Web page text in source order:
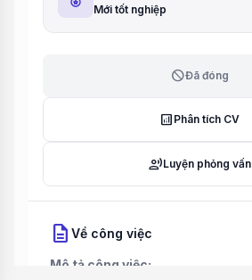
Mới tốt nghiệp
blockĐã đóng
analytics Phân tích CV
record_voice_overLuyện phỏng vấn
description Về công việc
Mô tả công việc: